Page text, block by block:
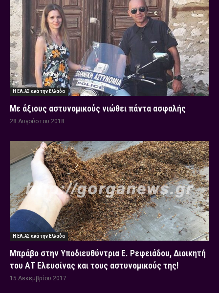
Η ΕΛ.ΑΣ ανά την Ελλάδα
Με άξιους αστυνομικούς νιώθει πάντα ασφαλής
28 Αυγούστου 2018
Η ΕΛ.ΑΣ ανά την Ελλάδα
Μπράβο στην Υποδιευθύντρια Ε. Ρεφειάδου, Διοικητή
του ΑΤ Ελευσίνας και τους αστυνομικούς της!
15 Δεκεμβρίου 2017